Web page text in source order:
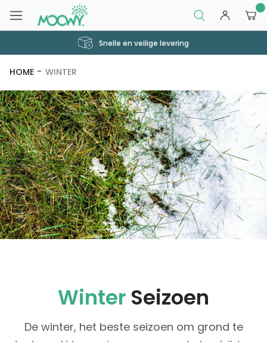
Snelle en veilige levering
HOME WINTER
Winter Seizoen
De winter, het beste seizoen om grond te